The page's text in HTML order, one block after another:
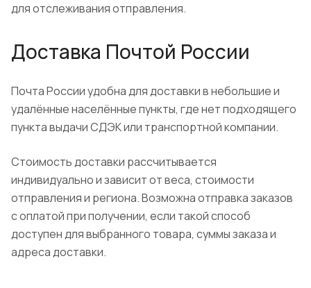
для отслеживания отправления.
Доставка Почтой России
Почта России удобна для доставки в небольшие и
удалённые населённые пункты, где нет подходящего
пункта выдачи СДЭК или транспортной компании.
Стоимость доставки рассчитывается
индивидуально и зависит от веса, стоимости
отправления и региона. Возможна отправка заказов
с оплатой при получении, если такой способ
доступен для выбранного товара, суммы заказа и
адреса доставки.